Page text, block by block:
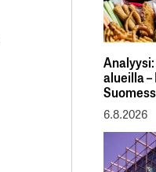
alueilla –
6.8.2026